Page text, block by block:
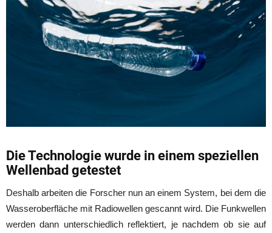
Die Technologie wurde in einem speziellen
Wellenbad getestet
Deshalb arbeiten die Forscher nun an einem System, bei dem die
Wasseroberfläche mit Radiowellen gescannt wird. Die Funkwellen
werden dann unterschiedlich reflektiert, je nachdem ob sie auf